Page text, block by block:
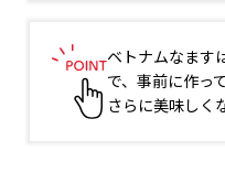
ベトナムなます
で、事前に作っ
さらに美味しく